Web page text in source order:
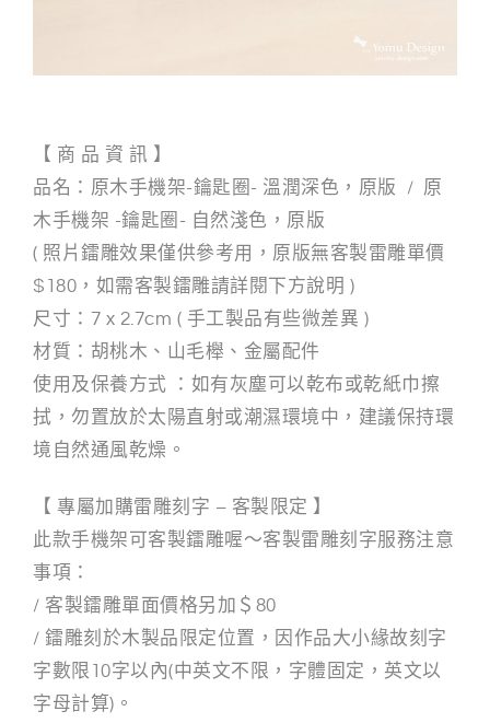
【 商 品 資 訊 】
品名：原木手機架-鑰匙圈- 溫潤深色，原版 / 原
木手機架 -鑰匙圈- 自然淺色，原版
( 照片鐳雕效果僅供參考用，原版無客製雷雕單價
$180，如需客製鐳雕請詳閱下方說明 )
尺寸：7 x 2.7cm ( 手工製品有些微差異 )
材質：胡桃木、山毛櫸、金屬配件
使用及保養方式 ：如有灰塵可以乾布或乾紙巾擦
拭，勿置放於太陽直射或潮濕環境中，建議保持環
境自然通風乾燥。
【 專屬加購雷雕刻字 – 客製限定 】
此款手機架可客製鐳雕喔～客製雷雕刻字服務注意
事項：
/ 客製鐳雕單面價格另加＄80
/ 鐳雕刻於木製品限定位置，因作品大小緣故刻字
字數限10字以內(中英文不限，字體固定，英文以
字母計算)。